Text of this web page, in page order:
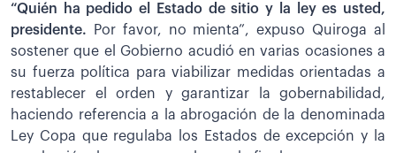
“Quién ha pedido el Estado de sitio y la ley es usted,
presidente. Por favor, no mienta”, expuso Quiroga al
sostener que el Gobierno acudió en varias ocasiones a
su fuerza política para viabilizar medidas orientadas a
restablecer el orden y garantizar la gobernabilidad,
haciendo referencia a la abrogación de la denominada
Ley Copa que regulaba los Estados de excepción y la